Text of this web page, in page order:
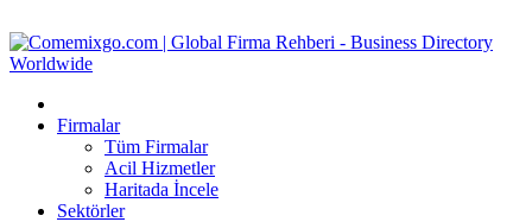
Firmalar
Tüm Firmalar
Acil Hizmetler
Haritada İncele
Sektörler